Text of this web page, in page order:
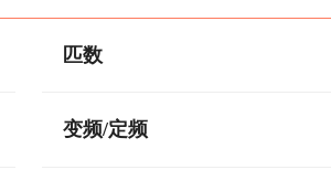
匹数
变频/定频